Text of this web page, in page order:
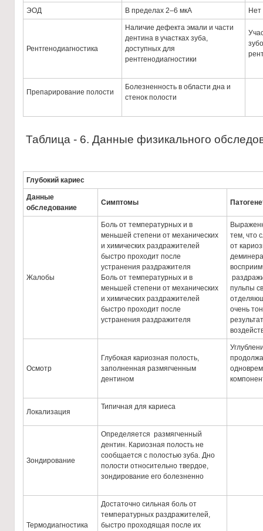
ЭОД В пределах 2–6 мкА Нет
Рентгенодиагностика
Наличие дефекта эмали и части
дентина в участках зуба,
доступных для
рентгенодиагностики
Препарирование полости
Болезненность в области дна и
стенок полости
Таблица - 6. Данные физикального
Глубокий кариес
Данные
обследование
Симптомы
Жалобы
Боль от температурных и в
меньшей степени от механических
и химических раздражителей
быстро проходит после
устранения раздражителя
Боль от температурных и в
меньшей степени от механических
и химических раздражителей
быстро проходит после
устранения раздражителя
тем, что
от
пульпы
очень
Осмотр
Глубокая кариозная полость,
заполненная размягченным
дентином
Локализация
Типичная для кариеса
Зондирование
Определяется размягченный
дентин. Кариозная полость не
сообщается с полостью зуба. Дно
полости относительно твердое,
зондирование его болезненно
Термодиагностика
Достаточно сильная боль от
температурных раздражителей,
быстро проходящая после их